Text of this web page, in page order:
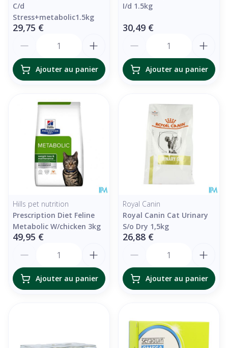
C/d
Stress+metabolic1.5kg
29,75 €
Ajouter au panier
I/d 1.5kg
30,49 €
Ajouter au panier
Hills pet nutrition
Prescription Diet Feline
Metabolic W/chicken 3kg
49,95 €
Ajouter au panier
Royal Canin
Royal Canin Cat Urinary
S/o Dry 1,5kg
26,88 €
Ajouter au panier